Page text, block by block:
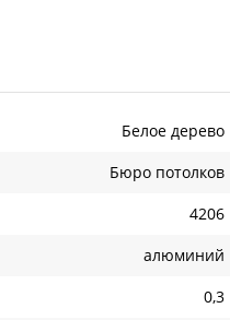
Белое дерево
Бюро потолков
4206
алюминий
0,3